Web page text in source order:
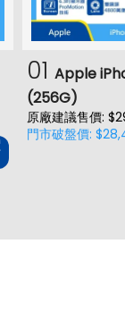
01 Apple
(256G)
原廠建議售價:
門市破盤價: